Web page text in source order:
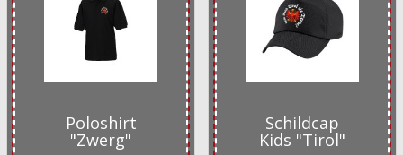
Poloshirt
"Zwerg"
Schildcap
Kids "Tirol"